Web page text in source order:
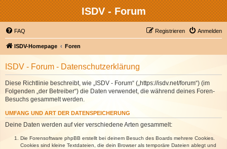
ISDV - Forum
FAQ Anmelden
Registrieren
ISDV-Homepage Foren
ISDV - Forum - Datenschutzerklärung
Diese Richtlinie beschreibt, wie „ISDV - Forum“ („https://isdv.net/forum“) (im
Folgenden „der Betreiber“) die Daten verwendet, die während deines Foren-
Besuchs gesammelt werden.
UMFANG UND ART DER DATENSPEICHERUNG
Deine Daten werden auf vier verschiedene Arten gesammelt:
Die Forensoftware phpBB erstellt bei deinem Besuch des Boards mehrere Cookies.
Cookies sind kleine Textdateien, die dein Browser als temporäre Dateien ablegt und